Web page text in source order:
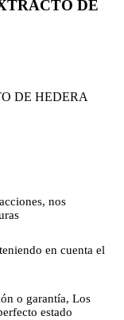
DE
DE HEDERA
nos
en cuenta el
o garantía, Los
estado